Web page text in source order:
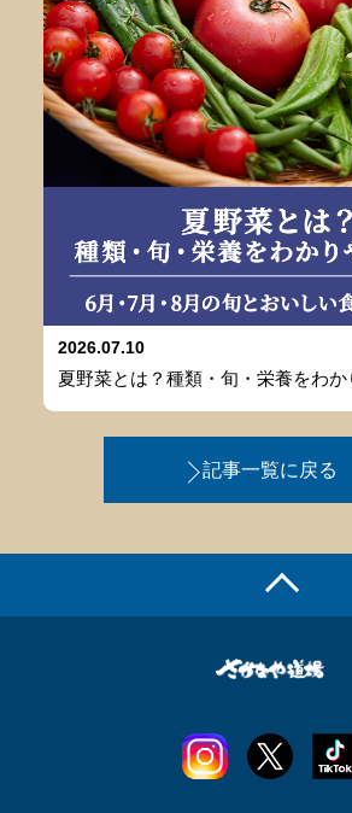
2026.07.10
夏野菜とは？種類・旬・栄養をわか
記事一覧に戻る